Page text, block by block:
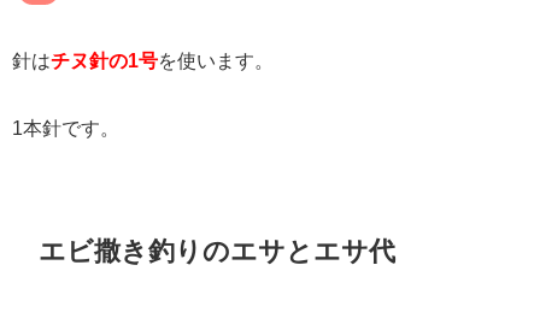
針はチヌ針の1号を使います。
1本針です。
エビ撒き釣りのエサとエサ代